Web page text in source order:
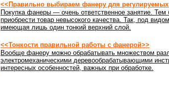
<<Правильно выбираем фанеру для
Покупка фанеры — очень ответственное занятие. Тем
приобрести товар невысокого качества. Так, под
имеющая лишь один тонкий верхний слой.
<<Тонкости правильной работы с фанерой>>
Вообще фанеру можно обрабатывать множеством
электромеханическими деревообрабатывающими
интересных особенностей, важных при обработке.